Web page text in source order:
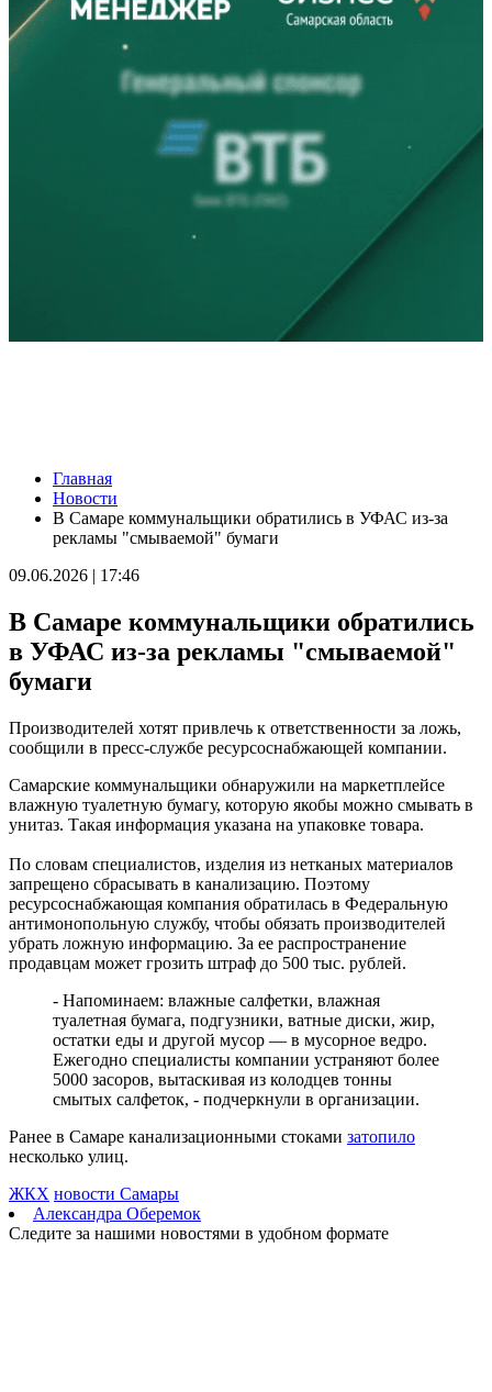
Школы Самарской области перейдут на обновленную
программу с 1 сентября
08.08.2026 | 16:39
В Самарской области 8 августа объявили штормовое
08.08.2026 | 16:30
и ветеранам
08.08.2026 | 15:59
Где в Самаре отключат холодную воду с 10 по 12 августа:
список адресов
08.08.2026 | 15:44
Ливень с грозой и жара до 35 °C ожидаются в Самарской
области 9 августа
08.08.2026 | 15:18
Самарцев приглашают на бесплатные показы советского кино
8 и 9 августа
08.08.2026 | 14:52
Вячеслав Федорищев награжден почетной грамотой
Минобороны России
08.08.2026 | 14:23
Самарскую область накроет гроза с градом 8 августа
08.08.2026 | 14:13
Самарцам покажут фильм о жизни и трагической гибели
Ивана Блока
08.08.2026 | 12:52
Стали известны подробности столкновения катера и лодки в
Красноглинском районе
08.08.2026 | 12:31
Вячеслав Федорищев рассказал о последствиях атаки ВСУ на
регион
08.08.2026 | 12:29
Водитель "Мазды" сбил женщину на улице Подшипниковой в
Самаре
08.08.2026 | 12:12
08.08.2026 | 11:40
В Самаре ветераны СВО сыграли в пляжный волейбол с
молодежью
Главная
Новости
В Самаре коммунальщики обратились в УФАС из-за
рекламы "смываемой" бумаги
09.06.2026 | 17:46
В Самаре коммунальщики обратились
в УФАС из-за рекламы "смываемой"
бумаги
Производителей хотят привлечь к ответственности за ложь,
сообщили в пресс-службе ресурсоснабжающей компании.
Самарские коммунальщики обнаружили на маркетплейсе
влажную туалетную бумагу, которую якобы можно смывать в
унитаз. Такая информация указана на упаковке товара.
По словам специалистов, изделия из нетканых материалов
запрещено сбрасывать в канализацию. Поэтому
ресурсоснабжающая компания обратилась в Федеральную
антимонопольную службу, чтобы обязать производителей
убрать ложную информацию. За ее распространение
продавцам может грозить штраф до 500 тыс. рублей.
- Напоминаем: влажные салфетки, влажная
туалетная бумага, подгузники, ватные диски, жир,
остатки еды и другой мусор — в мусорное ведро.
Ежегодно специалисты компании устраняют более
5000 засоров, вытаскивая из колодцев тонны
смытых салфеток, - подчеркнули в организации.
Ранее в Самаре канализационными стоками затопило
несколько улиц.
ЖКХ новости Самары
Александра Оберемок
Следите за нашими новостями в удобном формате